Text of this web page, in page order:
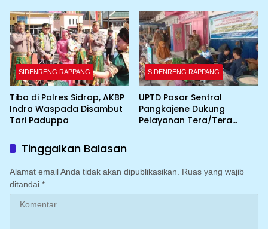
SIDENRENG RAPPANG
Tiba di Polres Sidrap, AKBP
Indra Waspada Disambut
Tari Paduppa
SIDENRENG RAPPANG
UPTD Pasar Sentral
Pangkajene Dukung
Pelayanan Tera/Tera
Tinggalkan Balasan
Alamat email Anda tidak akan dipublikasikan.
Ruas yang wajib
ditandai *